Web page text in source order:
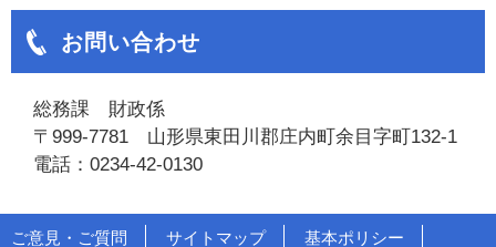
お問い合わせ
総務課 財政係
〒999-7781 山形県東田川郡庄内町余目字町132-1
電話：0234-42-0130
ご意見・ご質問 サイトマップ 基本ポリシー